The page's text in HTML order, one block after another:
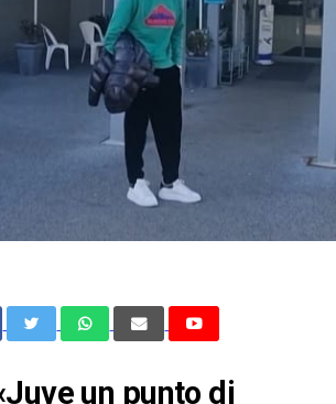
un punto di